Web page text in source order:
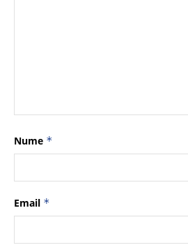
Nume *
Email *